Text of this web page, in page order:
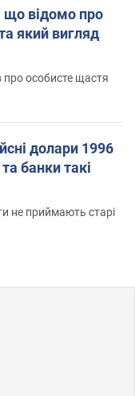
що відомо про
який вигляд
особисте щастя
долари 1996
банки такі
не приймають старі